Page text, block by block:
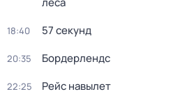
18:40 57 секунд
20:35 Бордерлендс
22:25 Рейс навылет